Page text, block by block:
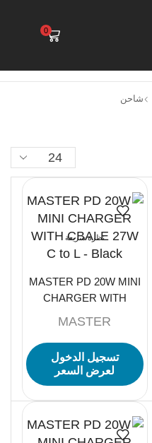
0
شاحن
نظرة سريعة
MASTER PD 20W MINI
CHARGER WITH
MASTER
تسجيل الدخول
لعرض السعر